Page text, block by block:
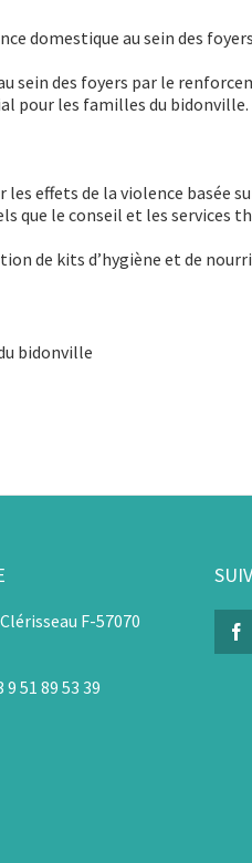
domestique au sein des
sein des foyers par le
pour les familles du bidonville.
effets de la violence basée
que le conseil et les services
de kits d’hygiène et de
bidonville
F-57070
9 51 89 53 39